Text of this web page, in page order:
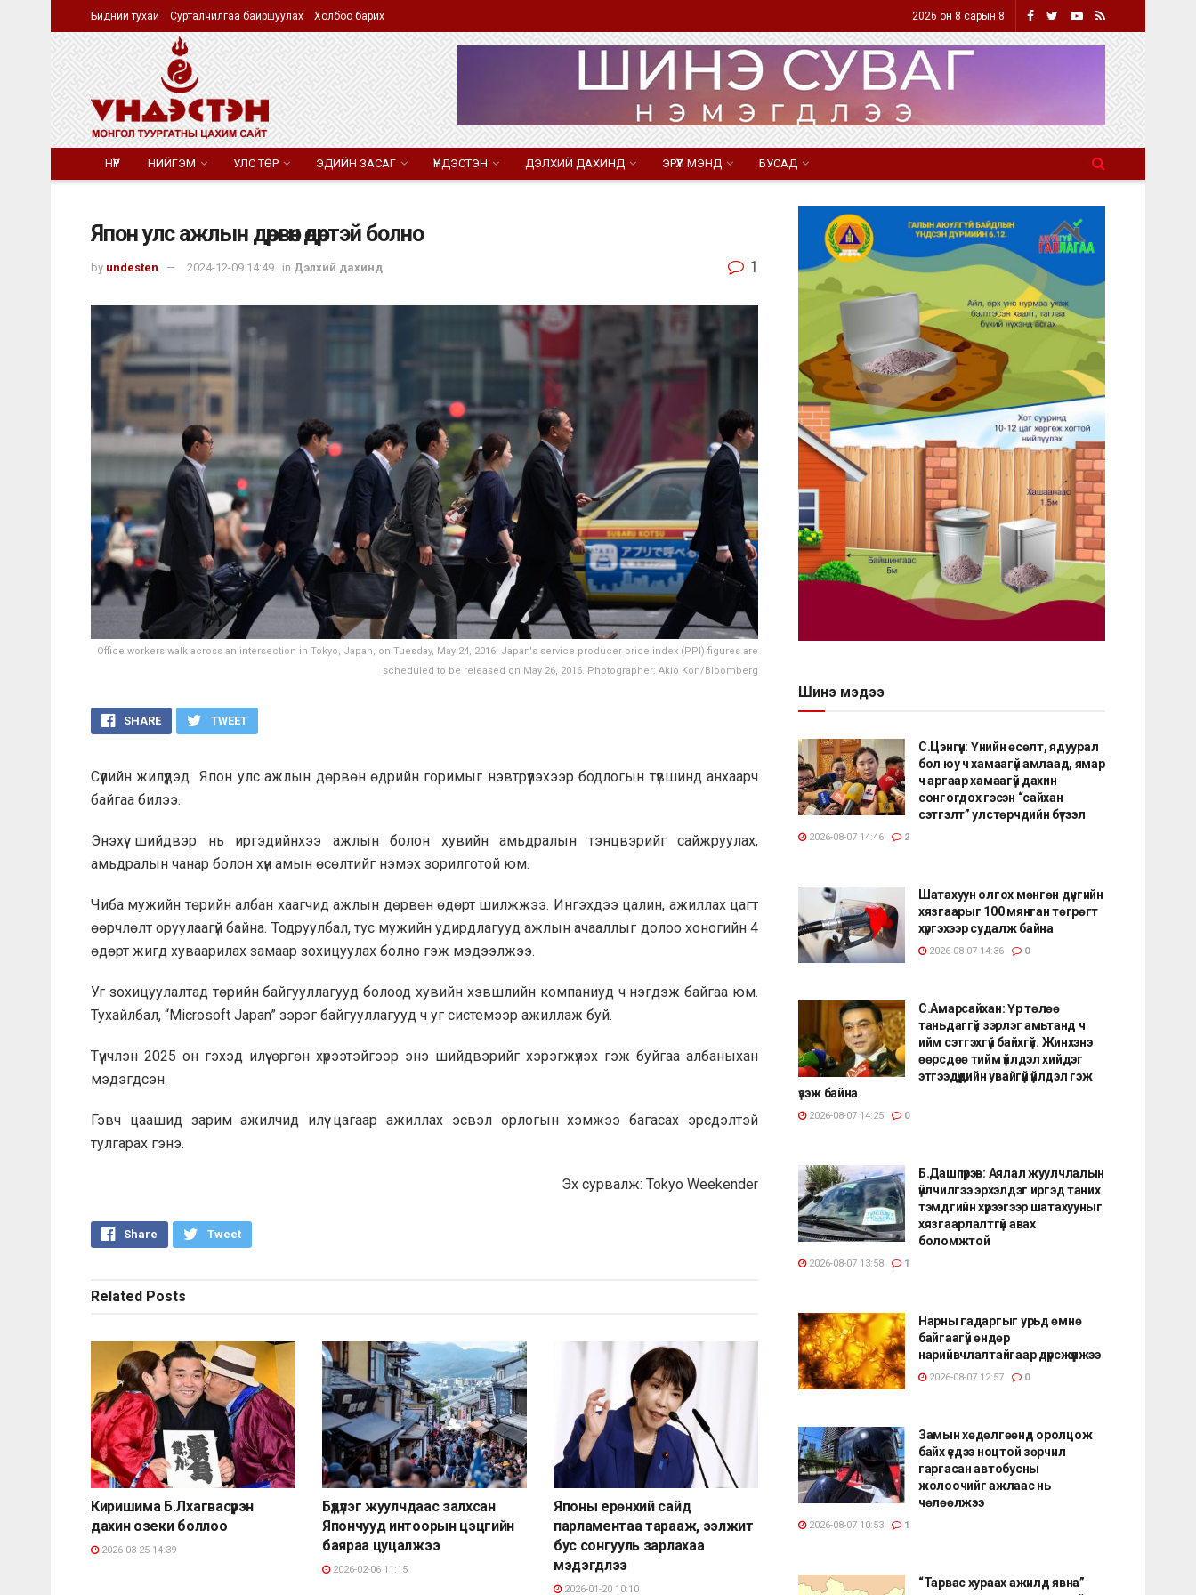
Бидний тухай Сурталчилгаа байршуулах Холбоо барих 2026 он 8 сарын 8
НҮҮР НИЙГЭМ УЛС ТӨР ЭДИЙН ЗАСАГ ҮНДЭСТЭН ДЭЛХИЙ ДАХИНД ЭРҮҮЛ МЭНД БУСАД
Япон улс ажлын дөрвөн өдөртэй болно
by undesten 2024-12-09 14:49 in Дэлхий дахинд 1
Office workers walk across an intersection in Tokyo, Japan, on Tuesday, May 24, 2016. Japan's service producer price index (PPI) figures are
scheduled to be released on May 26, 2016. Photographer: Akio Kon/Bloomberg
SHARE TWEET
Сүүлийн жилүүдэд Япон улс ажлын дөрвөн өдрийн горимыг нэвтрүүлэхээр бодлогын түвшинд анхаарч
байгаа билээ.
Энэхүү шийдвэр нь иргэдийнхээ ажлын болон хувийн амьдралын тэнцвэрийг сайжруулах,
амьдралын чанар болон хүн амын өсөлтийг нэмэх зорилготой юм.
Чиба мужийн төрийн албан хаагчид ажлын дөрвөн өдөрт шилжжээ. Ингэхдээ цалин, ажиллах цагт
өөрчлөлт оруулаагүй байна. Тодруулбал, тус мужийн удирдлагууд ажлын ачааллыг долоо хоногийн 4
өдөрт жигд хуваарилах замаар зохицуулах болно гэж мэдээлжээ.
Уг зохицуулалтад төрийн байгууллагууд болоод хувийн хэвшлийн компаниуд ч нэгдэж байгаа юм.
Тухайлбал, “Microsoft Japan” зэрэг байгууллагууд ч уг системээр ажиллаж буй.
Түүнчлэн 2025 он гэхэд илүү өргөн хүрээтэйгээр энэ шийдвэрийг хэрэгжүүлэх гэж буйгаа албаныхан
мэдэгдсэн.
Гэвч цаашид зарим ажилчид илүү цагаар ажиллах эсвэл орлогын хэмжээ багасах эрсдэлтэй
тулгарах гэнэ.
Эх сурвалж: Tokyo Weekender
Share Tweet
Related Posts
Киришима Б.Лхагвасүрэн
дахин озеки боллоо
2026-03-25 14:39
Бүдүүлэг жуулчдаас залхсан
Япончууд интоорын цэцгийн
баяраа цуцалжээ
2026-02-06 11:15
Японы ерөнхий сайд
парламентаа тарааж, ээлжит
бус сонгууль зарлахаа
мэдэгдлээ
2026-01-20 10:10
Шинэ мэдээ
С.Цэнгүүн: Үнийн өсөлт, ядуурал
бол юу ч хамаагүй амлаад, ямар
ч аргаар хамаагүй дахин
сонгогдох гэсэн “сайхан
сэтгэлт” улстөрчдийн бүтээл
2026-08-07 14:46 2
Шатахуун олгох мөнгөн дүнгийн
хязгаарыг 100 мянган төгрөгт
хүргэхээр судалж байна
2026-08-07 14:36 0
С.Амарсайхан: Үр төлөө
таньдаггүй зэрлэг амьтанд ч
ийм сэтгэхгүй байхгүй. Жинхэнэ
өөрсдөө тийм үйлдэл хийдэг
этгээдүүдийн увайгүй үйлдэл гэж
үзэж байна
2026-08-07 14:25 0
Б.Дашпүрэв: Аялал жуулчлалын
үйлчилгээ эрхэлдэг иргэд таних
тэмдгийн хүрээгээр шатахууныг
хязгаарлалтгүй авах
боломжтой
2026-08-07 13:58 1
Нарны гадаргыг урьд өмнө
байгаагүй өндөр
нарийвчлалтайгаар дүрсжүүлжээ
2026-08-07 12:57 0
Замын хөдөлгөөнд оролцож
байх үедээ ноцтой зөрчил
гаргасан автобусны
жолоочийг ажлаас нь
чөлөөлжээ
2026-08-07 10:53 1
“Тарвас хураах ажилд явна”